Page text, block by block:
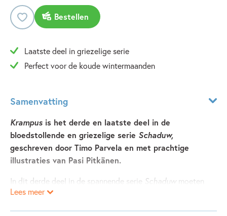
Bestellen
Laatste deel in griezelige serie
Perfect voor de koude wintermaanden
Samenvatting
Krampus is het derde en laatste deel in de
bloedstollende en griezelige serie Schaduw,
geschreven door Timo Parvela en met prachtige
illustraties van Pasi Pitkänen.
In dit derde deel in de spannende serie Schaduw moeten
Peter en Sara het opnemen tegen Krampus. De twee
Lees meer